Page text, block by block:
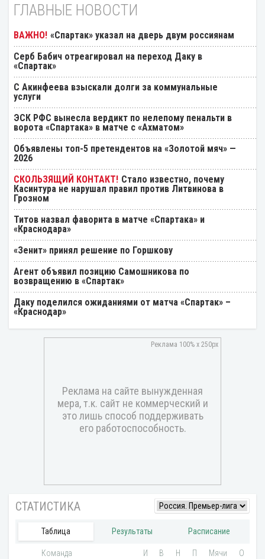
ГЛАВНЫЕ НОВОСТИ
«Спартак» указал на дверь двум россиянам
Серб Бабич отреагировал на переход Даку в
«Спартак»
С Акинфеева взыскали долги за коммунальные
услуги
ЭСК РФС вынесла вердикт по нелепому пенальти в
ворота «Спартака» в матче с «Ахматом»
Объявлены топ-5 претендентов на «Золотой мяч» —
2026
Стало известно, почему
Касинтура не нарушал правил против Литвинова в
Грозном
Титов назвал фаворита в матче «Спартака» и
«Краснодара»
«Зенит» принял решение по Горшкову
Агент объявил позицию Самошникова по
возвращению в «Спартак»
Даку поделился ожиданиями от матча «Спартак» –
«Краснодар»